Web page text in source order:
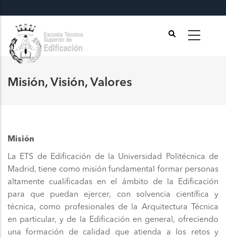
contenido
principal
Misión, Visión, Valores
Misión
La ETS de Edificación de la Universidad Politécnica de
Madrid, tiene como misión fundamental formar personas
altamente cualificadas en el ámbito de la Edificación
para que puedan ejercer, con solvencia científica y
técnica, como profesionales de la Arquitectura Técnica
en particular, y de la Edificación en general, ofreciendo
una formación de calidad que atienda a los retos y